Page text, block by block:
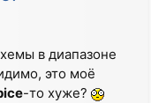
в диапазоне
это моё
-то хуже?